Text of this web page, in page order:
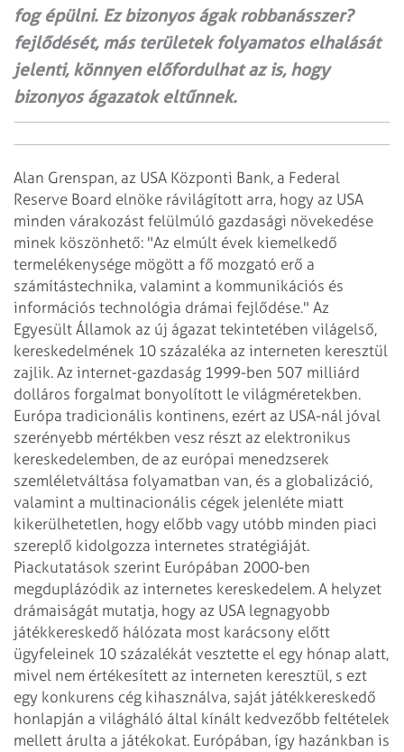
fog épülni. Ez bizonyos ágak robbanásszer?
fejlődését, más területek folyamatos elhalását
jelenti, könnyen előfordulhat az is, hogy
bizonyos ágazatok eltűnnek.
Alan Grenspan, az USA Központi Bank, a Federal
Reserve Board elnöke rávilágított arra, hogy az USA
minden várakozást felülmúló gazdasági növekedése
minek köszönhető: "Az elmúlt évek kiemelkedő
termelékenysége mögött a fő mozgató erő a
számítástechnika, valamint a kommunikációs és
információs technológia drámai fejlődése." Az
Egyesült Államok az új ágazat tekintetében világelső,
kereskedelmének 10 százaléka az interneten keresztül
zajlik. Az internet-gazdaság 1999-ben 507 milliárd
dolláros forgalmat bonyolított le világméretekben.
Európa tradicionális kontinens, ezért az USA-nál jóval
szerényebb mértékben vesz részt az elektronikus
kereskedelemben, de az európai menedzserek
szemléletváltása folyamatban van, és a globalizáció,
valamint a multinacionális cégek jelenléte miatt
kikerülhetetlen, hogy előbb vagy utóbb minden piaci
szereplő kidolgozza internetes stratégiáját.
Piackutatások szerint Európában 2000-ben
megduplázódik az internetes kereskedelem. A helyzet
drámaiságát mutatja, hogy az USA legnagyobb
játékkereskedő hálózata most karácsony előtt
ügyfeleinek 10 százalékát vesztette el egy hónap alatt,
mivel nem értékesített az interneten keresztül, s ezt
egy konkurens cég kihasználva, saját játékkereskedő
honlapján a világháló által kínált kedvezőbb feltételek
mellett árulta a játékokat. Európában, így hazánkban is